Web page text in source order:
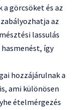
görcsöket és az
az
lassulás
így
hozzájárulnak a
ami különösen
ételmérgezés